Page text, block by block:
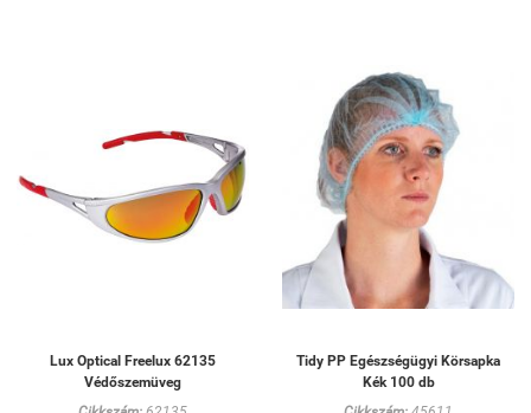
Lux Optical Freelux 62135
Védőszemüveg
Tidy PP Egészségügyi Körsapka
Kék 100 db